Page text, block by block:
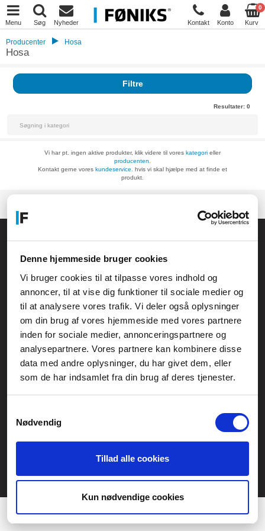
Denne hjemmeside bruger cookies
Vi bruger cookies til at tilpasse vores indhold og
annoncer, til at vise dig funktioner til sociale medier og
til at analysere vores trafik. Vi deler også oplysninger
om din brug af vores hjemmeside med vores partnere
inden for sociale medier, annonceringspartnere og
analysepartnere. Vores partnere kan kombinere disse
data med andre oplysninger, du har givet dem, eller
som de har indsamlet fra din brug af deres tjenester.
Nødvendig
Tillad alle cookies
Kun nødvendige cookies
Menu Søg Nyheder Kontakt Konto
0
Kurv
Producenter Hosa
Hosa
Filtre
Resultater: 0
Vi har pt. ingen aktive produkter, klik videre til vores kategori eller
producenten.
Kontakt gerne vores kundeservice.
hvis vi skal hjælpe med at finde et
produkt.
Anelystparken 33B, 8381 Tilst
Generelle henvendelser:
kontakt@fcomputer.dk
Service- og reklamationsafdelingen:
Sitemap
3 ugers returret Datasikkerhed/Cookies